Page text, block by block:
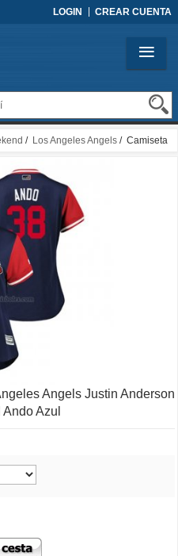
LOGIN CREAR CUENTA
/ Los Angeles Angels / Camiseta
Angels Justin Anderson
Azul